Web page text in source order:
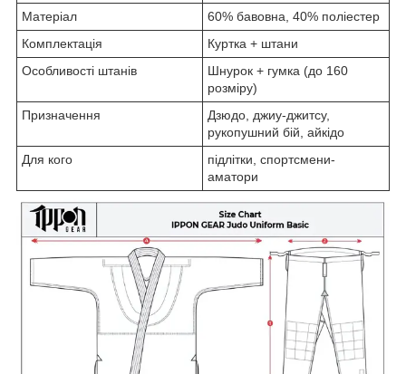
Матеріал
60% бавовна, 40% поліестер
Комплектація
Куртка + штани
Особливості штанів
Шнурок + гумка (до 160
розміру)
Призначення
Дзюдо, джиу-джитсу,
рукопушний бій, айкідо
Для кого
підлітки, спортсмени-
аматори